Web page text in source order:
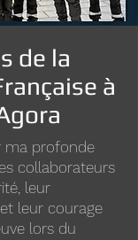
de la
à
ma profonde
collaborateurs
leur
leur courage
lors du